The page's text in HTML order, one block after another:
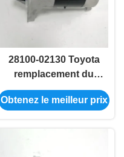
28100-02130 Toyota
remplacement du
moteur de démarrage
pour 2008 Prado
Obtenez le meilleur prix